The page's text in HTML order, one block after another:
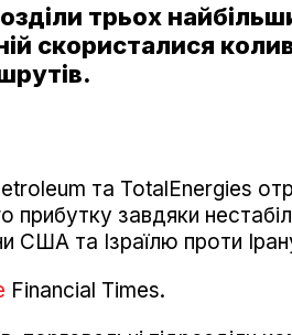
трьох
скористалися
та TotalEnergies
прибутку завдяки
США та Ізраїлю проти
Financial Times.